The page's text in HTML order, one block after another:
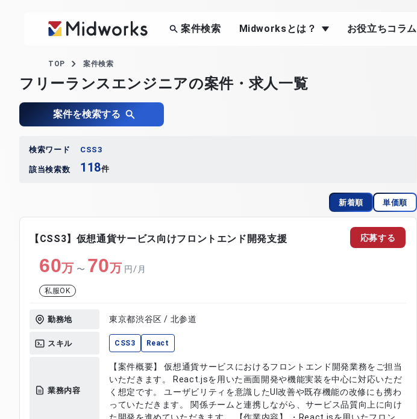
案件検索 Midworksとは？ お役立ちコラム
TOP 案件検索
フリーランスエンジニアの案件・求人一覧
案件を検索する
検索ワード CSS3
該当検索数 118件
新着順 単価順
【CSS3】仮想通貨サービス向けフロントエンド開発支援
60万 〜 70万 円/月
私服OK
勤務地 東京都渋谷区 / 北参道
スキル CSS3 React
業務内容
【案件概要】 仮想通貨サービスにおけるフロントエンド開発業務をご担当
いただきます。 React.jsを用いた画面開発や機能実装を中心に対応いただ
く想定です。 ユーザビリティを意識したUI改善や既存機能の改修にも携わ
っていただきます。 関係チームと連携しながら、サービス品質向上に向け
応募する